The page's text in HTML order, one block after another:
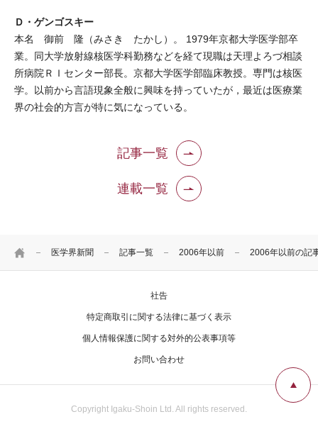
HOME 医学界新聞 記事一覧 2006年以前 2006年以前の記
Ｄ・ゲンゴスキー
本名 御前 隆（みさき たかし）。 1979年京都大学医学部卒
業。同大学放射線核医学科勤務などを経て現職は天理よろづ相談
所病院ＲＩセンター部長。京都大学医学部臨床教授。専門は核医
学。以前から言語現象全般に興味を持っていたが，最近は医療業
界の社会的方言が特に気になっている。
記事一覧
連載一覧
社告
特定商取引に関する法律に基づく表示
個人情報保護に関する対外的公表事項等
お問い合わせ
Copyright Igaku-Shoin Ltd. All rights reserved.